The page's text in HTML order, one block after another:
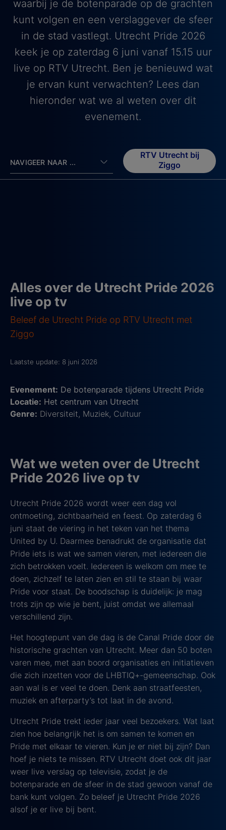
waarbij je de botenparade op de grachten
kunt volgen en een verslaggever de sfeer
in de stad vastlegt. Utrecht Pride 2026
keek je op zaterdag 6 juni vanaf 15.15 uur
live op RTV Utrecht. Ben je benieuwd wat
je ervan kunt verwachten? Lees dan
hieronder wat we al weten over dit
evenement.
NAVIGEER NAAR ...
RTV Utrecht bij
Ziggo
Alles over de Utrecht Pride 2026
live op tv
Beleef de Utrecht Pride op RTV Utrecht met
Ziggo
Laatste update: 8 juni 2026
Evenement: De botenparade tijdens Utrecht Pride
Locatie: Het centrum van Utrecht
Genre: Diversiteit, Muziek, Cultuur
Wat we weten over de Utrecht
Pride 2026 live op tv
Utrecht Pride 2026 wordt weer een dag vol
ontmoeting, zichtbaarheid en feest. Op zaterdag 6
juni staat de viering in het teken van het thema
United by U. Daarmee benadrukt de organisatie dat
Pride iets is wat we samen vieren, met iedereen die
zich betrokken voelt. Iedereen is welkom om mee te
doen, zichzelf te laten zien en stil te staan bij waar
Pride voor staat. De boodschap is duidelijk: je mag
trots zijn op wie je bent, juist omdat we allemaal
verschillend zijn.
Het hoogtepunt van de dag is de Canal Pride door de
historische grachten van Utrecht. Meer dan 50 boten
varen mee, met aan boord organisaties en initiatieven
die zich inzetten voor de LHBTIQ+-gemeenschap. Ook
aan wal is er veel te doen. Denk aan straatfeesten,
muziek en afterparty’s tot laat in de avond.
Utrecht Pride trekt ieder jaar veel bezoekers. Wat laat
zien hoe belangrijk het is om samen te komen en
Pride met elkaar te vieren. Kun je er niet bij zijn? Dan
hoef je niets te missen. RTV Utrecht doet ook dit jaar
weer live verslag op televisie, zodat je de
botenparade en de sfeer in de stad gewoon vanaf de
bank kunt volgen. Zo beleef je Utrecht Pride 2026
alsof je er live bij bent.